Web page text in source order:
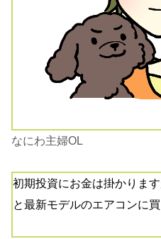
なにわ主婦OL
初期投資にお金は掛かりま
と最新モデルのエアコンに